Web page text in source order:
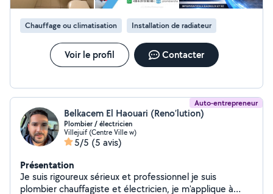
Chauffage ou climatisation Installation de radiateur
Voir le profil Contacter
Auto-entrepreneur
Belkacem El Haouari (Reno’lution)
Plombier / électricien
Villejuif (Centre Ville w)
5/5 (5 avis)
Présentation
Je suis rigoureux sérieux et professionnel je suis
plombier chauffagiste et électricien, je m'applique à